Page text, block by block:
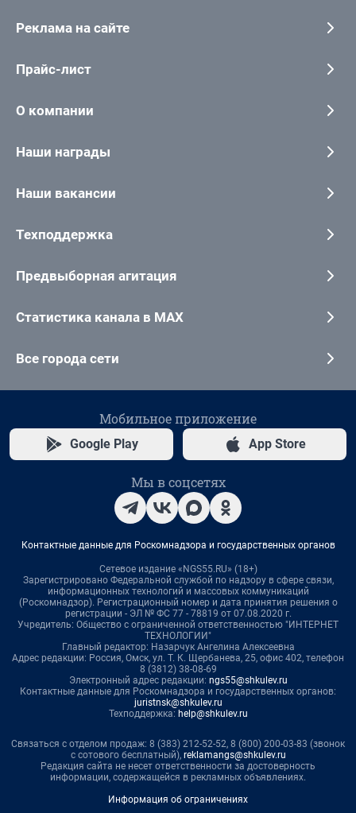
Реклама на сайте
Прайс-лист
О компании
Наши награды
Наши вакансии
Техподдержка
Предвыборная агитация
Статистика канала в MAX
Все города сети
Мобильное приложение
Google Play App Store
Мы в соцсетях
Контактные данные для Роскомнадзора и государственных органов
Сетевое издание «NGS55.RU» (18+)
Зарегистрировано Федеральной службой по надзору в сфере связи,
информационных технологий и массовых коммуникаций
(Роскомнадзор). Регистрационный номер и дата принятия решения о
регистрации - ЭЛ № ФС 77 - 78819 от 07.08.2020 г.
Учредитель: Общество с ограниченной ответственностью "ИНТЕРНЕТ
ТЕХНОЛОГИИ"
Главный редактор: Назарчук Ангелина Алексеевна
Адрес редакции: Россия, Омск, ул. Т. К. Щербанева, 25, офис 402, телефон
8 (3812) 38-08-69
Электронный адрес редакции: ngs55@shkulev.ru
Контактные данные для Роскомнадзора и государственных органов:
juristnsk@shkulev.ru
Техподдержка: help@shkulev.ru
Связаться с отделом продаж: 8 (383) 212-52-52, 8 (800) 200-03-83 (звонок
с сотового бесплатный), reklamangs@shkulev.ru
Редакция сайта не несет ответственности за достоверность
информации, содержащейся в рекламных объявлениях.
Информация об ограничениях